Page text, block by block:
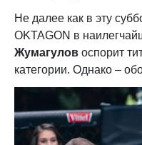
Не далее как в эту
OKTAGON в
Жумагулов оспорит
категории. Однако –